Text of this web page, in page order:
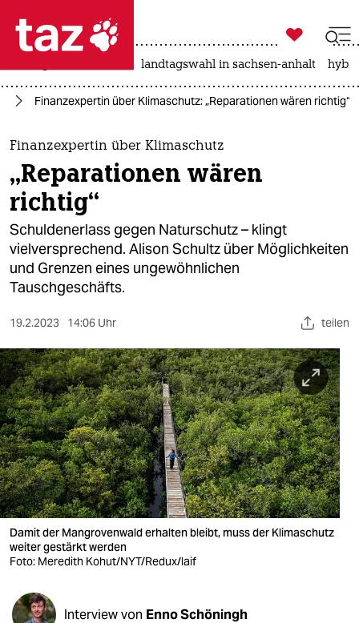
 taz zahl ich
taz zahl ich
themen
politik
öko
gesellschaft
kultur
sport
berlin
nord
wahrheit
verlag
verlag
veranstaltungen
shop
fragen & hilfe

taz zahl ich
landtagswahl in sachsen-anhalt
Finanzexpertin über Klimaschutz: „Reparationen wären richtig“
Finanzexpertin über Klimaschutz
„Reparationen wären
richtig“
Schuldenerlass gegen Naturschutz – klingt
vielversprechend. Alison Schultz über Möglichkeiten
und Grenzen eines ungewöhnlichen
Tauschgeschäfts.
19.2.2023 14:06 Uhr teilen
Damit der Mangrovenwald erhalten bleibt, muss der Klimaschutz
weiter gestärkt werden
Foto: Meredith Kohut/NYT/Redux/laif
Interview von Enno Schöningh